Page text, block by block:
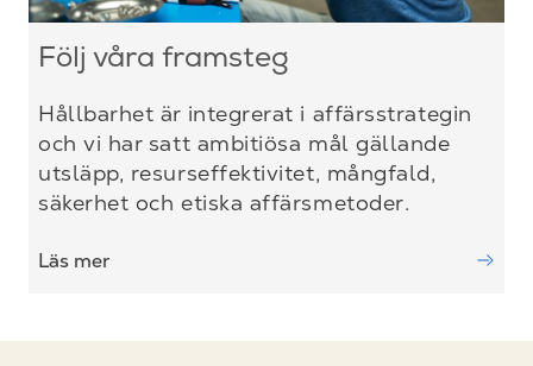
Följ våra framsteg
Hållbarhet är integrerat i affärsstrategin
och vi har satt ambitiösa mål gällande
utsläpp, resurseffektivitet, mångfald,
säkerhet och etiska affärsmetoder.
Läs mer